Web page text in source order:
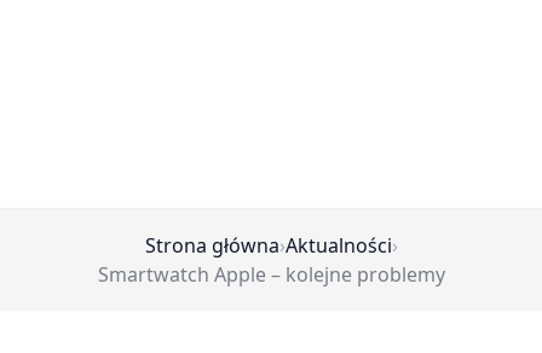
Strona główna›Aktualności›
Smartwatch Apple – kolejne problemy